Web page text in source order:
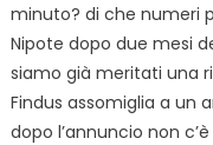
minuto? di che numeri
Nipote dopo due mesi
siamo già meritati una
Findus assomiglia a un
dopo l’annuncio non